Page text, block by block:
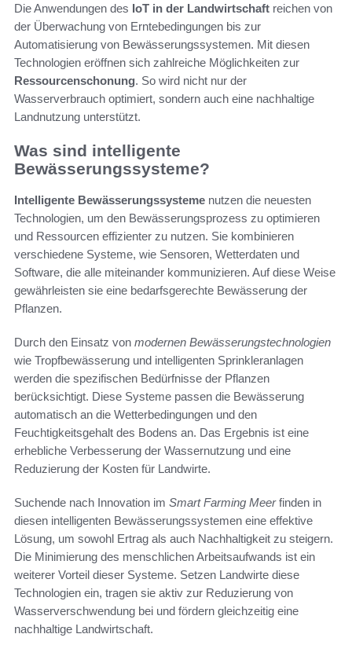
Die Anwendungen des IoT in der Landwirtschaft reichen von
der Überwachung von Erntebedingungen bis zur
Automatisierung von Bewässerungssystemen. Mit diesen
Technologien eröffnen sich zahlreiche Möglichkeiten zur
Ressourcenschonung. So wird nicht nur der
Wasserverbrauch optimiert, sondern auch eine nachhaltige
Landnutzung unterstützt.
Was sind intelligente
Bewässerungssysteme?
Intelligente Bewässerungssysteme nutzen die neuesten
Technologien, um den Bewässerungsprozess zu optimieren
und Ressourcen effizienter zu nutzen. Sie kombinieren
verschiedene Systeme, wie Sensoren, Wetterdaten und
Software, die alle miteinander kommunizieren. Auf diese Weise
gewährleisten sie eine bedarfsgerechte Bewässerung der
Pflanzen.
Durch den Einsatz von modernen Bewässerungstechnologien
wie Tropfbewässerung und intelligenten Sprinkleranlagen
werden die spezifischen Bedürfnisse der Pflanzen
berücksichtigt. Diese Systeme passen die Bewässerung
automatisch an die Wetterbedingungen und den
Feuchtigkeitsgehalt des Bodens an. Das Ergebnis ist eine
erhebliche Verbesserung der Wassernutzung und eine
Reduzierung der Kosten für Landwirte.
Suchende nach Innovation im Smart Farming Meerfinden in
diesen intelligenten Bewässerungssystemen eine effektive
Lösung, um sowohl Ertrag als auch Nachhaltigkeit zu steigern.
Die Minimierung des menschlichen Arbeitsaufwands ist ein
weiterer Vorteil dieser Systeme. Setzen Landwirte diese
Technologien ein, tragen sie aktiv zur Reduzierung von
Wasserverschwendung bei und fördern gleichzeitig eine
nachhaltige Landwirtschaft.